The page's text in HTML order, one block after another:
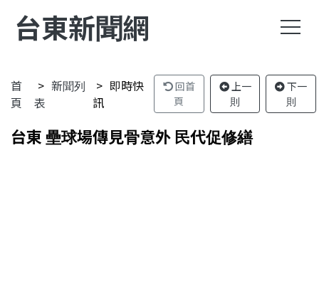
台東新聞網
首
頁
新聞列
表
即時快
訊
回首
頁
上一
則
下一
則
台東 壘球場傳見骨意外 民代促修繕